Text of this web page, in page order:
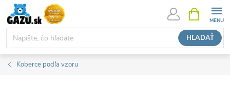
Prejsť
na
obsah
HĽADAŤ
KOŠÍK
Koberce podľa vzoru